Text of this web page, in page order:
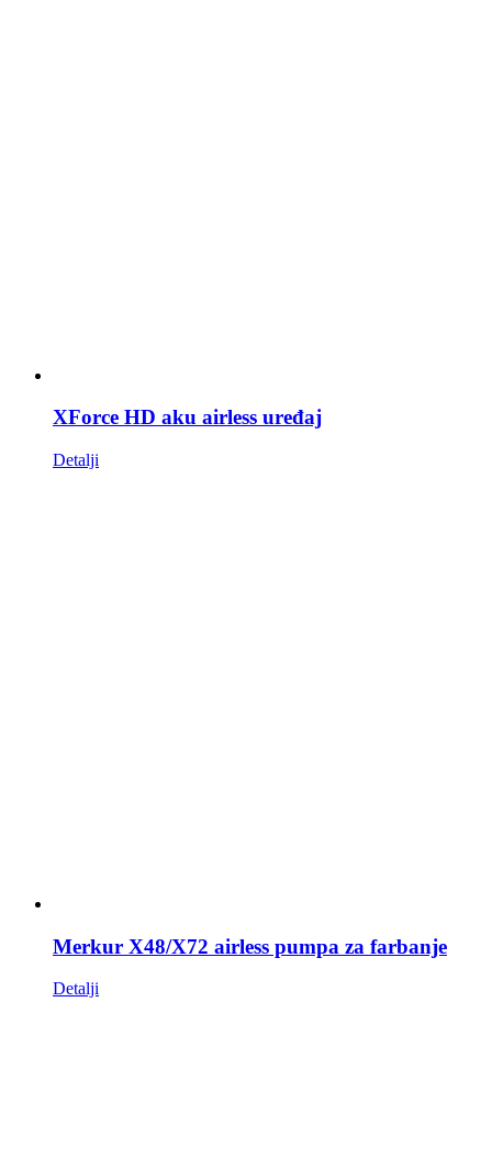
XForce HD aku airless uređaj
Detalji
Merkur X48/X72 airless pumpa za farbanje
Detalji